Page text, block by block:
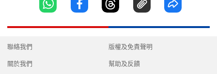
聯絡我們
關於我們
版權及免責聲明
幫助及反饋